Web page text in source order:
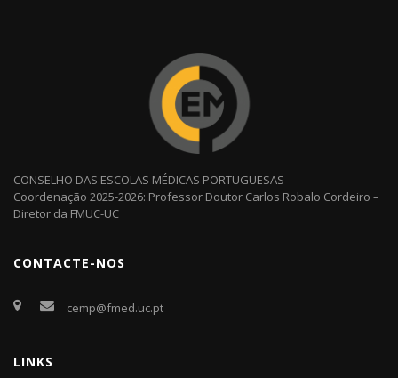
CONSELHO DAS ESCOLAS MÉDICAS PORTUGUESAS
Coordenação 2025-2026: Professor Doutor Carlos Robalo Cordeiro –
Diretor da FMUC-UC
CONTACTE-NOS
cemp@fmed.uc.pt
LINKS